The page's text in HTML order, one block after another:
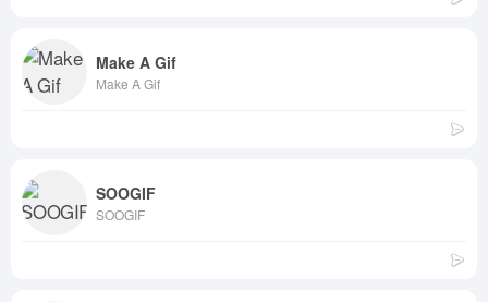
Make A Gif
Make A Gif
SOOGIF
SOOGIF